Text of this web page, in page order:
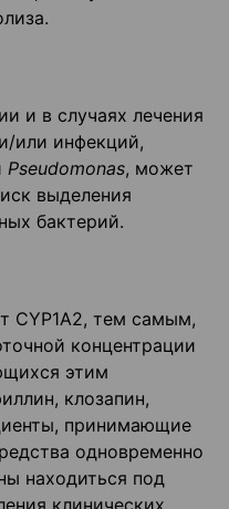
и в случаях лечения
или инфекций,
Pseudomonas, может
выделения
бактерий.
CYP1A2, тем самым,
концентрации
этим
клозапин,
принимающие
одновременно
находиться под